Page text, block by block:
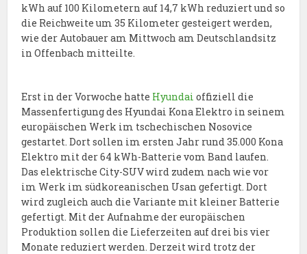
kWh auf 100 Kilometern auf 14,7 kWh reduziert und so
die Reichweite um 35 Kilometer gesteigert werden,
wie der Autobauer am Mittwoch am Deutschlandsitz
in Offenbach mitteilte.
Erst in der Vorwoche hatte Hyundai offiziell die
Massenfertigung des Hyundai Kona Elektro in seinem
europäischen Werk im tschechischen Nosovice
gestartet. Dort sollen im ersten Jahr rund 35.000 Kona
Elektro mit der 64 kWh-Batterie vom Band laufen.
Das elektrische City-SUV wird zudem nach wie vor
im Werk im südkoreanischen Usan gefertigt. Dort
wird zugleich auch die Variante mit kleiner Batterie
gefertigt. Mit der Aufnahme der europäischen
Produktion sollen die Lieferzeiten auf drei bis vier
Monate reduziert werden. Derzeit wird trotz der